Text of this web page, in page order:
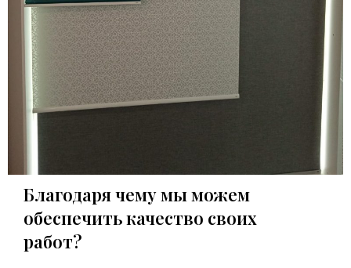
Благодаря чему мы можем
обеспечить качество своих
работ?